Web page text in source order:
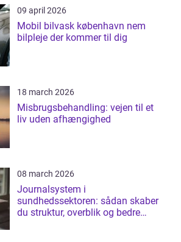
09 april 2026
Mobil bilvask københavn nem
bilpleje der kommer til dig
18 march 2026
Misbrugsbehandling: vejen til et
liv uden afhængighed
08 march 2026
Journalsystem i
sundhedssektoren: sådan skaber
du struktur, overblik og bedre